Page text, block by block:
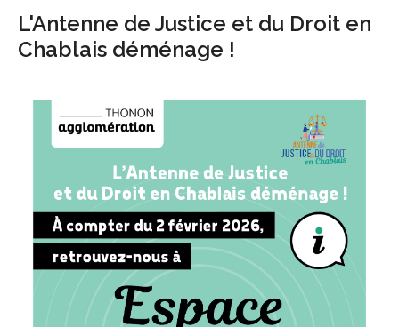
L'Antenne de Justice et du Droit en
Chablais déménage !